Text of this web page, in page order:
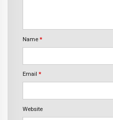
Name *
Email *
Website